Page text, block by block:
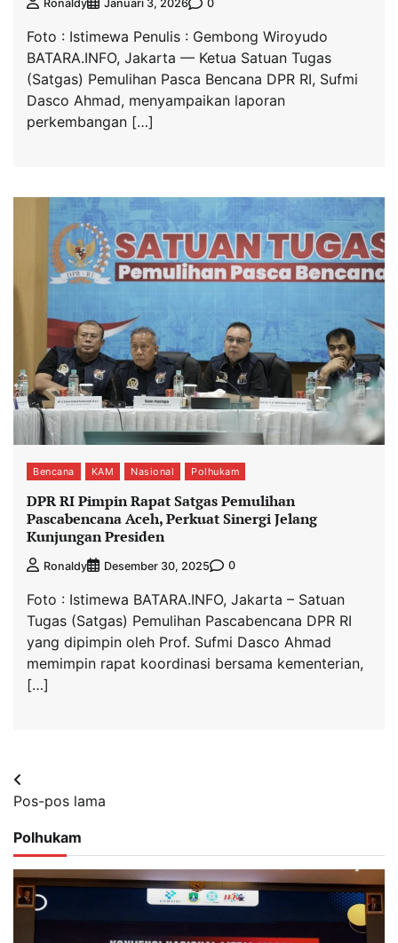
Ronaldy Januari 3, 2026 0
Foto : Istimewa Penulis : Gembong Wiroyudo
BATARA.INFO, Jakarta — Ketua Satuan Tugas
(Satgas) Pemulihan Pasca Bencana DPR RI, Sufmi
Dasco Ahmad, menyampaikan laporan
perkembangan […]
Bencana KAM Nasional Polhukam
DPR RI Pimpin Rapat Satgas Pemulihan
Pascabencana Aceh, Perkuat Sinergi Jelang
Kunjungan Presiden
Ronaldy Desember 30, 2025 0
Foto : Istimewa BATARA.INFO, Jakarta – Satuan
Tugas (Satgas) Pemulihan Pascabencana DPR RI
yang dipimpin oleh Prof. Sufmi Dasco Ahmad
memimpin rapat koordinasi bersama kementerian,
[…]
Navigasi
pos
Pos-pos lama
Polhukam